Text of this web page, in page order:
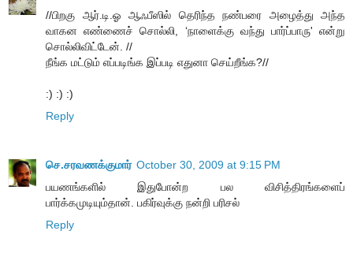
//பிறகு ஆர்.டி.ஓ ஆஃபீஸில் தெரிந்த நண்பரை அழைத்து அந்த
வாகன எண்ணைச் சொல்லி, ‘நாளைக்கு வந்து பார்ப்பாரு' என்று
சொல்லிவிட்டேன். //
நீங்க மட்டும் எப்படிங்க இப்படி எதுனா செய்றீங்க?//
:) :) :)
Reply
செ.சரவணக்குமார் October 30, 2009 at 9:15 PM
பயணங்களில் இதுபோன்ற பல விசித்திரங்களைப்
பார்க்கமுடியும்தான். பகிர்வுக்கு நன்றி பரிசல்
Reply